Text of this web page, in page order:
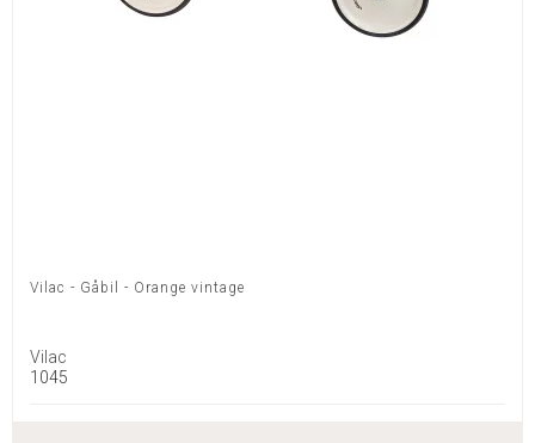
Vilac - Gåbil - Orange vintage
Vilac
1045